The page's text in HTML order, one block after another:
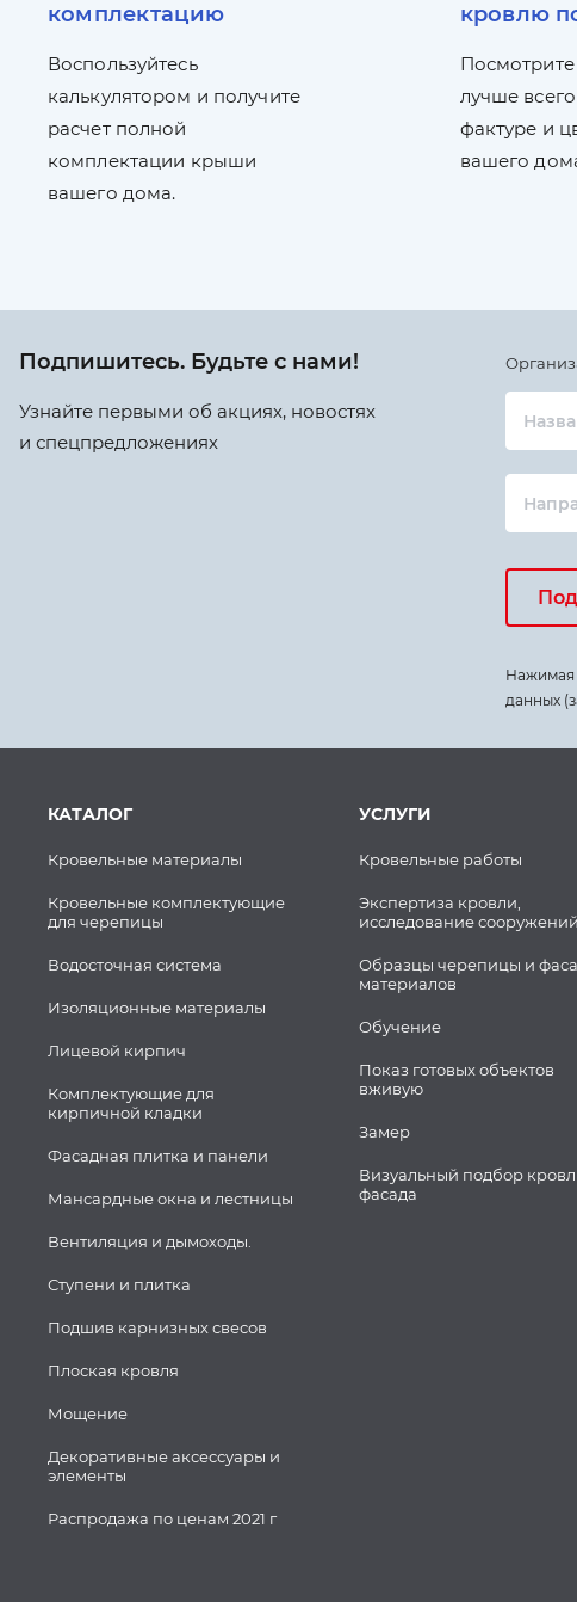
комплектацию
Воспользуйтесь
калькулятором и получите
расчет полной
комплектации крыши
вашего дома.
кровлю
лучше
фактуре и
вашего
Подпишитесь. Будьте с нами!
Узнайте первыми об акциях, новостях
и спецпредложениях
Нажимая
данных
КАТАЛОГ
Кровельные материалы
Кровельные комплектующие
для черепицы
Водосточная система
Изоляционные материалы
Лицевой кирпич
Комплектующие для
кирпичной кладки
Фасадная плитка и панели
Мансардные окна и лестницы
Вентиляция и дымоходы.
Ступени и плитка
Подшив карнизных свесов
Плоская кровля
Мощение
Декоративные аксессуары и
элементы
Распродажа по ценам 2021 г
УСЛУГИ
Кровельные работы
Экспертиза кровли,
исследование сооружений
Образцы черепицы и
материалов
Обучение
Показ готовых объектов
вживую
Замер
Визуальный подбор
фасада